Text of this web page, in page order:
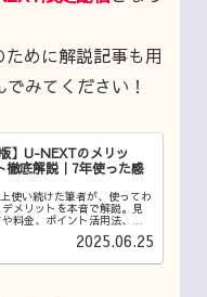
めに解説記事も用
みてください！
】U-NEXTのメリッ
徹底解説｜7年使った感
使い続けた筆者が、使ってわ
メリットを本音で解説。見
料金、ポイント活用法、注
2025.06.25